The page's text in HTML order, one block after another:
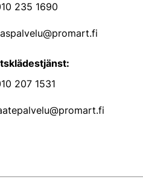
235 1690
207 1531